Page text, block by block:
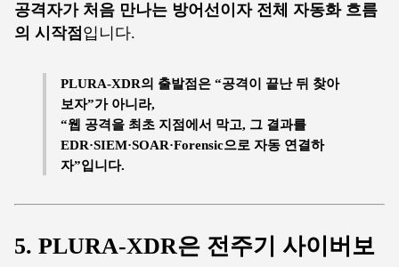
공격자가 처음 만나는 방어선이자 전체 자동화 흐름
의 시작점입니다.
PLURA-XDR의 출발점은 “공격이 끝난 뒤 찾아
보자”가 아니라,
“웹 공격을 최초 지점에서 막고, 그 결과를
EDR·SIEM·SOAR·Forensic으로 자동 연결하
자”입니다.
5. PLURA-XDR은 전주기 사이버보